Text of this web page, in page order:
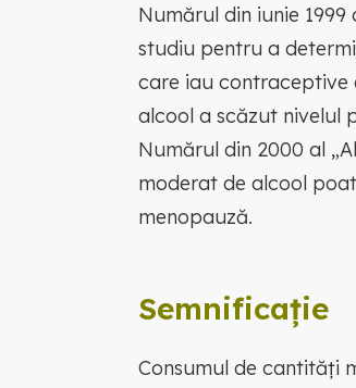
Numărul din iunie
studiu pentru a
care iau contraceptive
alcool a scăzut nivelul
Numărul din 2000 al
moderat de alcool
menopauză.
Semnificaţie
Consumul de cantități